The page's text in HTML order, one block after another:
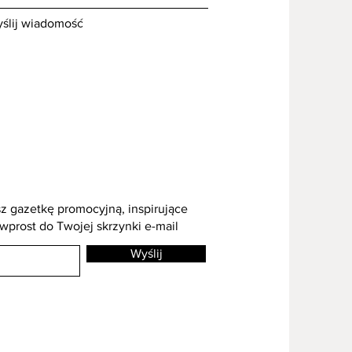
wiadomość
gazetkę promocyjną, inspirujące
do Twojej skrzynki e-mail
Wyślij